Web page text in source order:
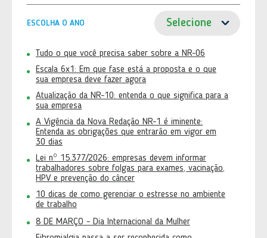
ESCOLHA O ANO
Tudo o que você precisa saber sobre a NR-06
Escala 6x1: Em que fase está a proposta e o que
sua empresa deve fazer agora
Atualização da NR-10: entenda o que significa para a
sua empresa
A Vigência da Nova Redação NR-1 é iminente:
Entenda as obrigações que entrarão em vigor em
30 dias
Lei nº 15.377/2026: empresas devem informar
trabalhadores sobre folgas para exames, vacinação,
HPV e prevenção do câncer
10 dicas de como gerenciar o estresse no ambiente
de trabalho
8 DE MARÇO - Dia Internacional da Mulher